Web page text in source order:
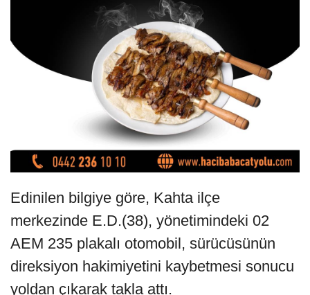
Edinilen bilgiye göre, Kahta ilçe
merkezinde E.D.(38), yönetimindeki 02
AEM 235 plakalı otomobil, sürücüsünün
direksiyon hakimiyetini kaybetmesi sonucu
yoldan çıkarak takla attı.